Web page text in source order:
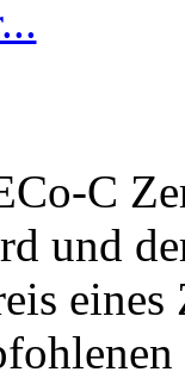
C
und